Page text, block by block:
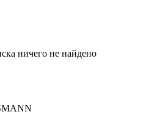
ничего не найдено